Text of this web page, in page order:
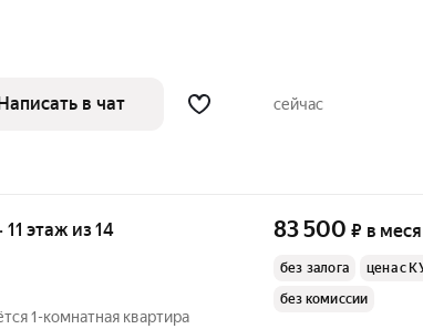
в чат сейчас
11 этаж из 14
1-комнатная квартира
83 500 ₽ в
без залога
цена с
без комиссии